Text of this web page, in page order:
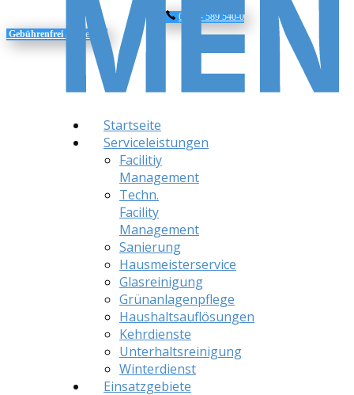
0800 - 589 540-0
Gebührenfrei anrufen
Startseite
Serviceleistungen
Facilitiy
Management
Techn.
Facility
Management
Sanierung
Hausmeisterservice
Glasreinigung
Grünanlagenpflege
Haushaltsauflösungen
Kehrdienste
Unterhaltsreinigung
Winterdienst
Einsatzgebiete